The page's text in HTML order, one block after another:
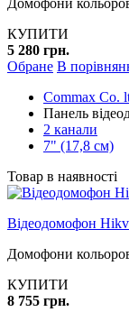
КУПИТИ
5 280 грн.
Обране В
Commax Co.
Панель
2 канали
7" (17,8 см)
Товар в наявності
Відеодомофон
Домофони
КУПИТИ
8 755 грн.